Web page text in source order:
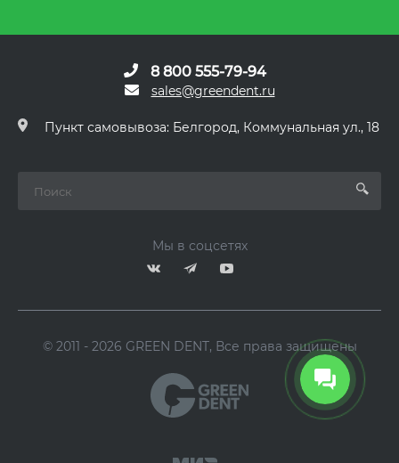
8 800 555-79-94
sales@greendent.ru
Пункт самовывоза: Белгород, Коммунальная ул., 18
Мы в соцсетях
© 2011 - 2026 GREEN DENT, Все права защищены